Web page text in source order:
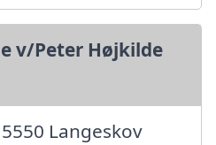
v/Peter Højkilde
Langeskov